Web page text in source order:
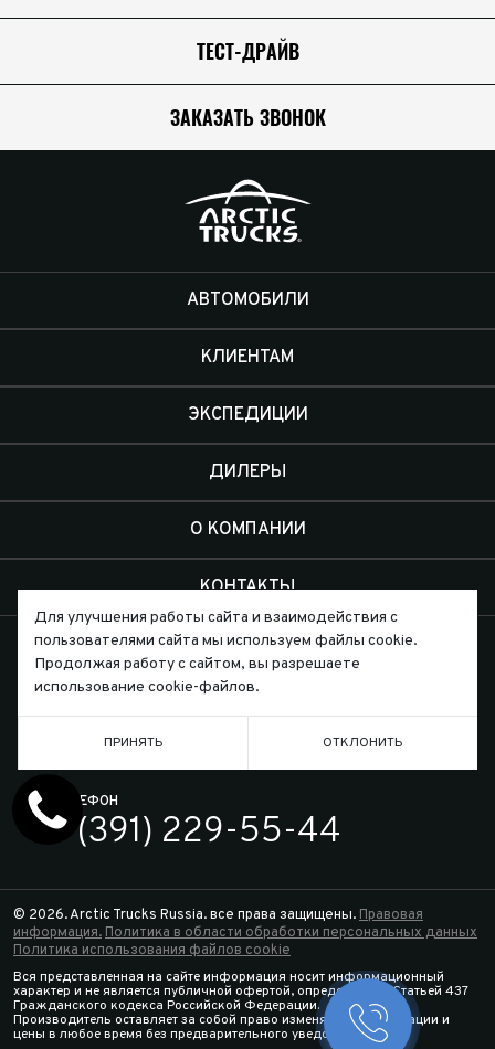
ТЕСТ-ДРАЙВ
ЗАКАЗАТЬ ЗВОНОК
АВТОМОБИЛИ
КЛИЕНТАМ
ЭКСПЕДИЦИИ
ДИЛЕРЫ
О КОМПАНИИ
КОНТАКТЫ
Письмо директору
ТЕЛЕФОН
7 (391) 229-55-44
© 2026. Arctic Trucks Russia. все права защищены. Правовая
информация. Политика в области обработки персональных данных
Политика использования файлов cookie
Вся представленная на сайте информация носит информационный
характер и не является публичной офертой, определяемой Статьей 437
Гражданского кодекса Российской Федерации.
Производитель оставляет за собой право изменять спецификации и
цены в любое время без предварительного уведомления.
Заказать
Для улучшения работы сайта и взаимодействия с
пользователями сайта мы используем файлы cookie.
Продолжая работу с сайтом, вы разрешаете
использование cookie-файлов.
ПРИНЯТЬ ОТКЛОНИТЬ